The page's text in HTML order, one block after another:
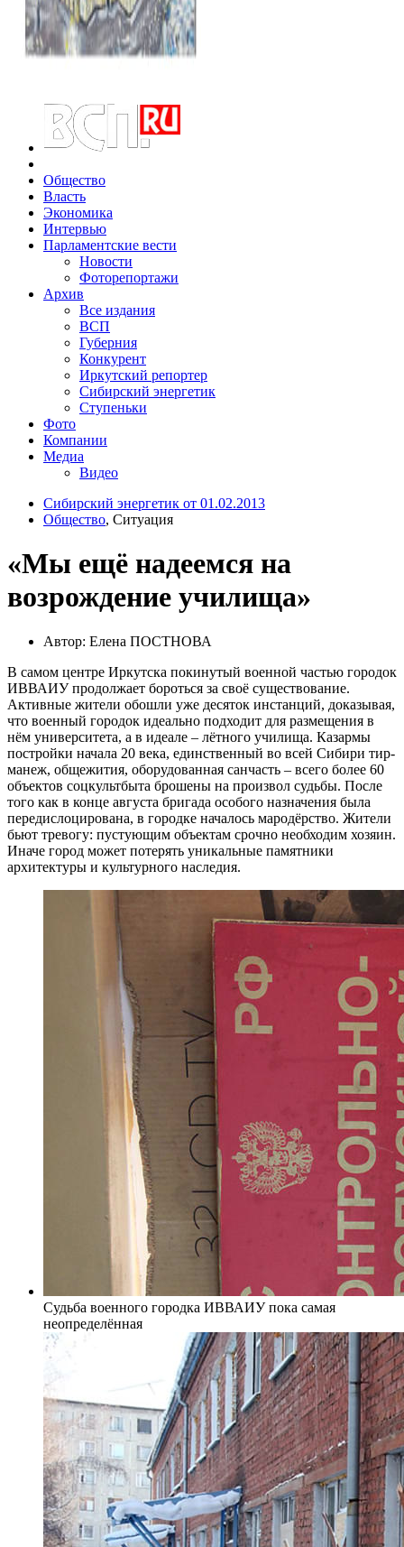
Общество
Власть
Экономика
Интервью
Парламентские вести
Новости
Фоторепортажи
Архив
Все издания
ВСП
Губерния
Конкурент
Иркутский репортер
Сибирский энергетик
Ступеньки
Фото
Компании
Медиа
Видео
Сибирский энергетик от 01.02.2013
Общество, Ситуация
«Мы ещё надеемся на
возрождение училища»
Автор: Елена ПОСТНОВА
В самом центре Иркутска покинутый военной частью городок
ИВВАИУ продолжает бороться за своё существование.
Активные жители обошли уже десяток инстанций, доказывая,
что военный городок идеально подходит для размещения в
нём университета, а в идеале – лётного училища. Казармы
постройки начала 20 века, единственный во всей Сибири тир-
манеж, общежития, оборудованная санчасть – всего более 60
объектов соцкультбыта брошены на произвол судьбы. После
того как в конце августа бригада особого назначения была
передислоцирована, в городке началось мародёрство. Жители
бьют тревогу: пустующим объектам срочно необходим хозяин.
Иначе город может потерять уникальные памятники
архитектуры и культурного наследия.
Судьба военного городка ИВВАИУ пока самая
неопределённая